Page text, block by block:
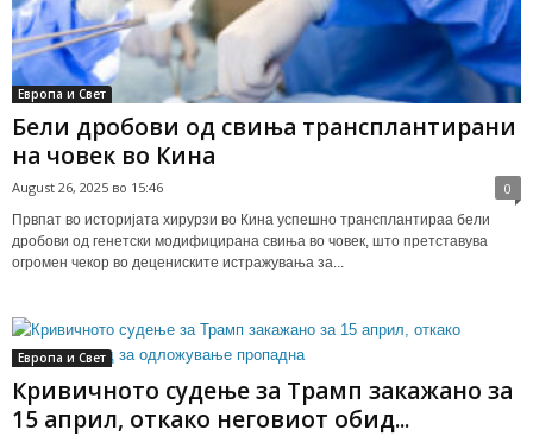
Европа и Свет
Бели дробови од свиња трансплантирани
на човек во Кина
August 26, 2025 во 15:46 0
Првпат во историјата хирурзи во Кина успешно трансплантираа бели
дробови од генетски модифицирана свиња во човек, што претставува
огромен чекор во децениските истражувања за...
Европа и Свет
Кривичното судење за Трамп закажано за
15 април, откако неговиот обид...